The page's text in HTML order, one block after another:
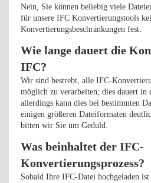
Nein, Sie können beliebig viele
für unsere IFC Konvertierungstools
Konvertierungsbeschränkungen fest.
Wie lange dauert die
IFC?
Wir sind bestrebt, alle IFC-
möglich zu verarbeiten; dies dauert in
allerdings kann dies bei bestimmten
einigen größeren Dateiformaten
bitten wir Sie um Geduld.
Was beinhaltet der IFC-
Konvertierungsprozess?
Sobald Ihre IFC-Datei hochgeladen